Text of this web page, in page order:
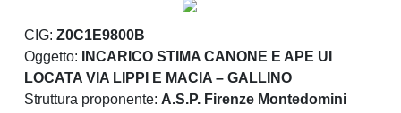
CIG: Z0C1E9800B
Oggetto:
INCARICO STIMA CANONE E APE UI
LOCATA VIA LIPPI E MACIA – GALLINO
Struttura proponente: A.S.P. Firenze Montedomini